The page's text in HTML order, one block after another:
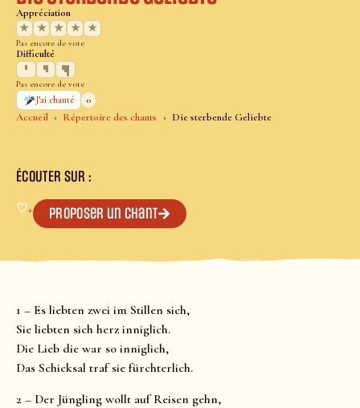
Accueil Répertoire des chants Die sterbende Geliebte
Appréciation
★
★ ★ ★ ★
Pas encore de vote
Difficulté
Pas encore de vote
J’ai chanté
0
ÉCOUTER SUR :
♡+ Proposer un chant
1 – Es liebten zwei im Stillen sich,
Sie liebten sich herz inniglich.
Die Lieb die war so inniglich,
Das Schicksal traf sie fürchterlich.
2 – Der Jüngling wollt auf Reisen gehn,